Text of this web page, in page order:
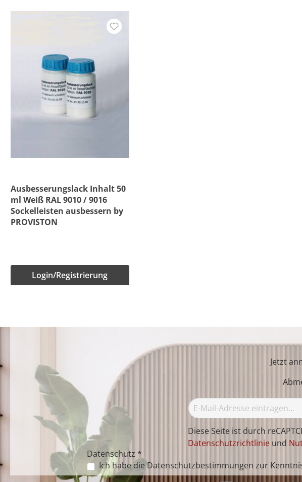
Ausbesserungslack Inhalt 50
ml Weiß RAL 9010 / 9016
Sockelleisten ausbessern by
PROVISTON
Login/Registrierung
Jetzt
Diese Seite ist durch
Datenschutzrichtlinie und
Datenschutz *
Ich habe dieDatenschutzbestimmungen zur